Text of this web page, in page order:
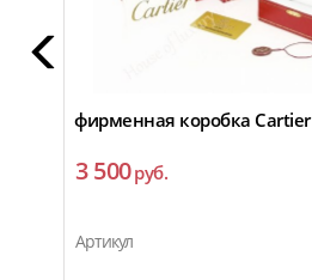
фирменная коробка Cartier
3 500руб.
Артикул